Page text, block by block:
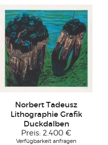
Norbert Tadeusz
Lithographie Grafik
Duckdalben
Preis: 2.400 €
Verfügbarkeit anfragen